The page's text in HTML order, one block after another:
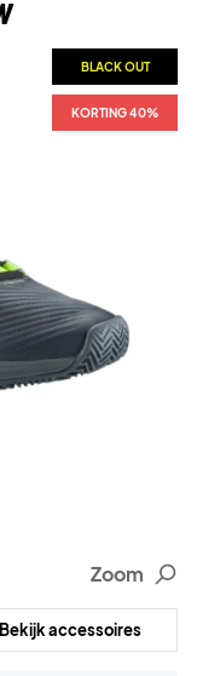
BLACK OUT
KORTING 40%
BLACK OUT
KORTING 40%
BLACK OUT
KORTING 40%
BLACK OUT
KORTING 40%
Zoom
Bekijk accessoires